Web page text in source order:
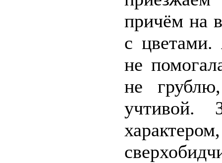
причём на
с цветами.
не
не